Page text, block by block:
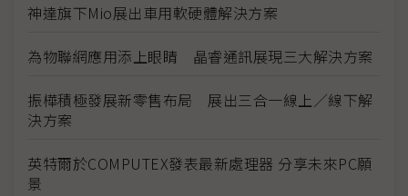
神達旗下Mio展出車用軟硬體解決方案
為物聯網應用添上眼睛 晶睿通訊展現三大解決方案
振樺積極發展新零售布局 展出三合一線上／線下解
決方案
英特爾於COMPUTEX發表最新處理器 分享未來PC願
景